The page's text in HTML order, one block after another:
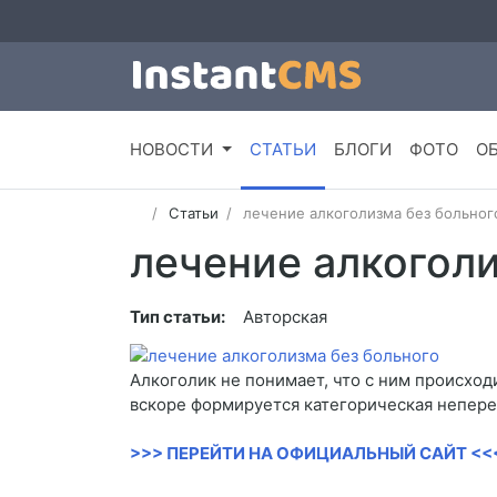
НОВОСТИ СТАТЬИ БЛОГИ ФОТО
Статьи лечение алкоголизма без
лечение
Тип статьи: Авторская
Алкоголик не понимает, что с ним
вскоре формируется категорическая
>>> ПЕРЕЙТИ НА ОФИЦИАЛЬНЫЙ САЙТ